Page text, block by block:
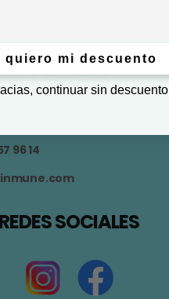
96 14
REDES SOCIALES
quiero mi descuento
continuar sin descuento